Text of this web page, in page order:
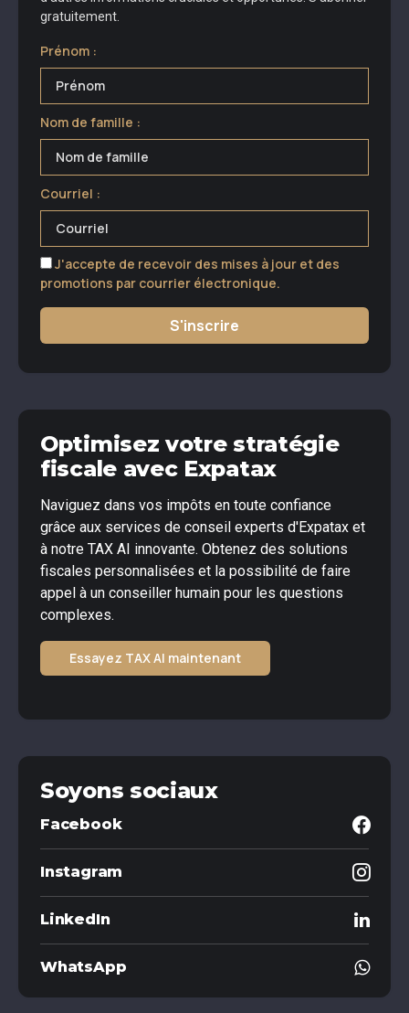
gratuitement.
Prénom :
Nom de famille :
Courriel :
J'accepte de recevoir des mises à jour et des
promotions par courrier électronique.
S'inscrire
Optimisez votre stratégie
fiscale avec Expatax
Naviguez dans vos impôts en toute confiance
grâce aux services de conseil experts d'Expatax et
à notre TAX AI innovante. Obtenez des solutions
fiscales personnalisées et la possibilité de faire
appel à un conseiller humain pour les questions
complexes.
Essayez TAX AI maintenant
Soyons sociaux
Facebook
Instagram
LinkedIn
WhatsApp